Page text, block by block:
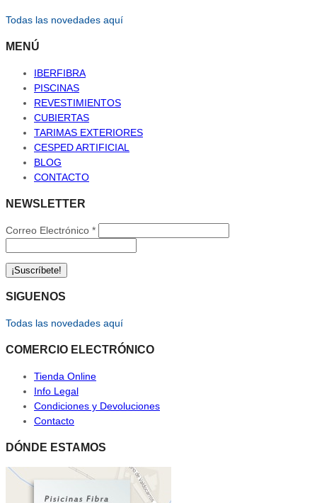
Todas las novedades aquí
MENÚ
IBERFIBRA
PISCINAS
REVESTIMIENTOS
CUBIERTAS
TARIMAS EXTERIORES
CESPED ARTIFICIAL
BLOG
CONTACTO
NEWSLETTER
Correo Electrónico *
SIGUENOS
Todas las novedades aquí
COMERCIO ELECTRÓNICO
Tienda Online
Info Legal
Condiciones y Devoluciones
Contacto
DÓNDE ESTAMOS